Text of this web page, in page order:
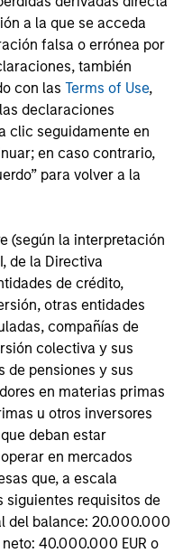
a la que se acceda
falsa o errónea por
también
con lasTerms of Use,
declaraciones
clic seguidamente en
en caso contrario,
para volver a la
(según la interpretación
de la Directiva
de crédito,
otras entidades
compañías de
colectiva y sus
de pensiones y sus
en materias primas
u otros inversores
deban estar
en mercados
que, a escala
siguientes requisitos de
del balance: 20.000.000
40.000.000 EUR o
a los
sobre sus
estrategias de
los mercados